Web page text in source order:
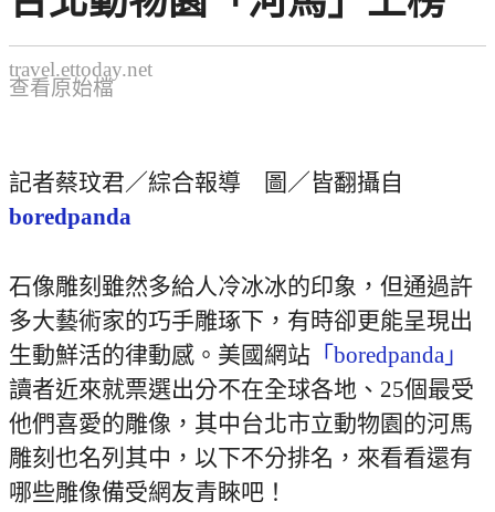
travel.ettoday.net
查看原始檔
記者蔡玟君／綜合報導 圖／皆翻攝自
boredpanda
石像雕刻雖然多給人冷冰冰的印象，但通過許
多大藝術家的巧手雕琢下，有時卻更能呈現出
生動鮮活的律動感。美國網站 「boredpanda」
讀者近來就票選出分不在全球各地、25個最受
他們喜愛的雕像，其中台北市立動物園的河馬
雕刻也名列其中，以下不分排名，來看看還有
哪些雕像備受網友青睞吧！